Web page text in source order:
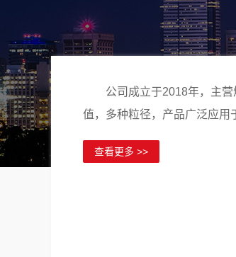
公司成立于2018年，主
值，多种粒径，产品广泛应用
查看更多 >>